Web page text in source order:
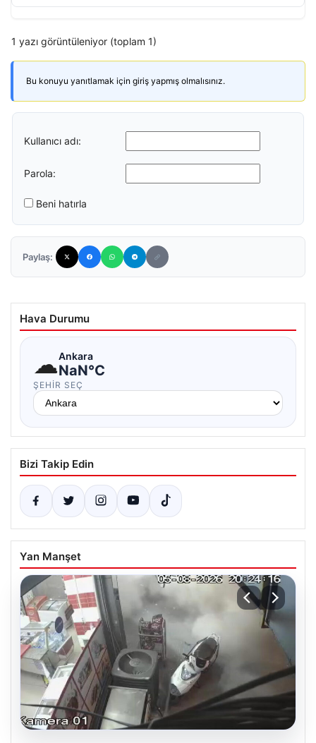
1 yazı görüntüleniyor (toplam 1)
Bu konuyu yanıtlamak için giriş yapmış olmalısınız.
Kullanıcı adı:
Parola:
Beni hatırla
Paylaş:
Hava Durumu
☁Ankara
NaN°C
ŞEHIR SEÇ
Bizi Takip Edin
Yan Manşet